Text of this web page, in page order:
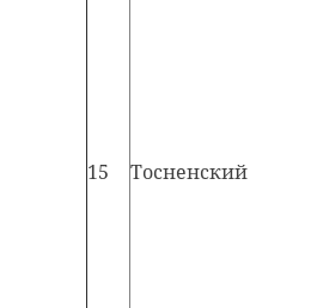
15 Тосненский